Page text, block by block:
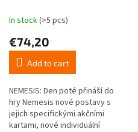
In stock(>5 pcs)
€74,20
Add to cart
NEMESIS: Den poté přináší do
hry Nemesis nové postavy s
jejich specifickými akčními
kartami, nové individuální